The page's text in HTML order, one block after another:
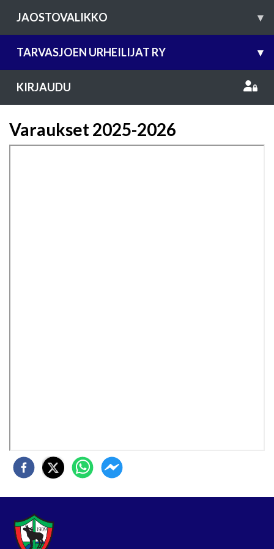
JAOSTOVALIKKO ▾
TARVASJOEN URHEILIJAT RY ▾
KIRJAUDU
Varaukset 2025-2026